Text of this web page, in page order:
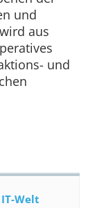
und
aus
und
Welt